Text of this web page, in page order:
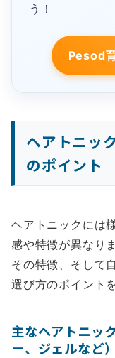
う！
Pesod
ヘアトニッ
のポイント
ヘアトニックには
感や特徴が異なり
その特徴、そして
選び方のポイント
主なヘアトニッ
ー、ジェルなど）